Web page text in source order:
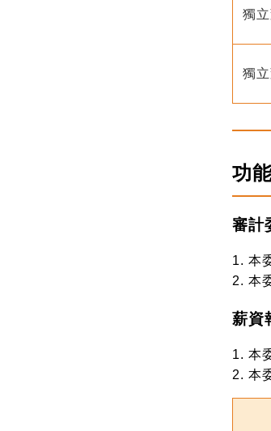
獨
獨
功
審計
本
本
薪資
本
本